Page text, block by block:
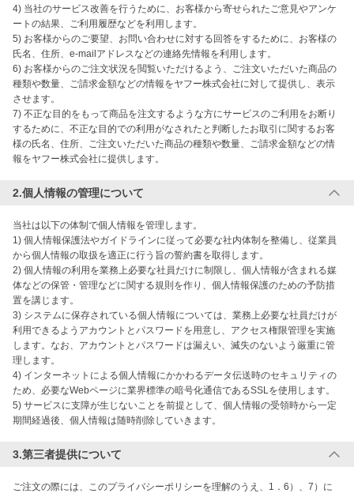
4) 当社のサービス改善を行うために、お客様から寄せられたご意見やアンケ
ートの結果、ご利用履歴などを利用します。
5) お客様からのご要望、お問い合わせに対する回答をするために、お客様の
氏名、住所、e-mailアドレスなどの連絡先情報を利用します。
6) お客様からのご注文状況を閲覧いただけるよう、ご注文いただいた商品の
種類や数量、ご請求金額などの情報をヤフー株式会社に対して提供し、表示
させます。
7) 不正な目的をもって商品を注文するような方にサービスのご利用をお断り
するために、不正な目的での利用がなされたと判断したお取引に関するお客
様の氏名、住所、ご注文いただいた商品の種類や数量、ご請求金額などの情
報をヤフー株式会社に提供します。
2.個人情報の管理について
当社は以下の体制で個人情報を管理します。
1) 個人情報保護法やガイドラインに従って必要な社内体制を整備し、従業員
から個人情報の取扱を適正に行う旨の誓約書を取得します。
2) 個人情報の利用を業務上必要な社員だけに制限し、個人情報が含まれる媒
体などの保管・管理などに関する規則を作り、個人情報保護のための予防措
置を講じます。
3) システムに保存されている個人情報については、業務上必要な社員だけが
利用できるようアカウントとパスワードを用意し、アクセス権限管理を実施
します。なお、アカウントとパスワードは漏えい、滅失のないよう厳重に管
理します。
4) インターネットによる個人情報にかかわるデータ伝送時のセキュリティの
ため、必要なWebページに業界標準の暗号化通信であるSSLを使用します。
5) サービスに支障が生じないことを前提として、個人情報の受領時から一定
期間経過後、個人情報は随時削除していきます。
3.第三者提供について
ご注文の際には、このプライバシーポリシーを理解のうえ、1．6）、7）に